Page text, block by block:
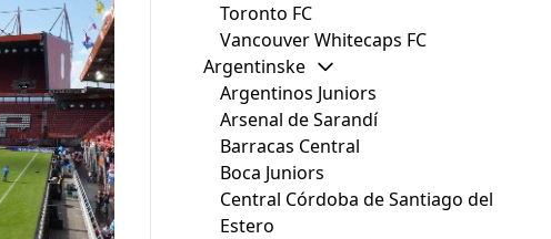
Toronto FC
Vancouver Whitecaps FC
Argentinske
Argentinos Juniors
Arsenal de Sarandí
Barracas Central
Boca Juniors
Central Córdoba de Santiago del
Estero